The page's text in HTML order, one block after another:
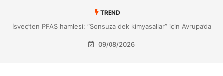
TREND
İsveç’ten PFAS hamlesi: “Sonsuza dek kimyasallar” için Avrupa’da
yeni dönem
09/08/2026